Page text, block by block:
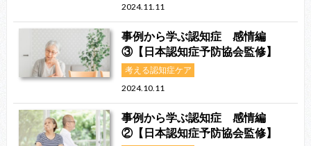
2024.11.11
事例から学ぶ認知症 感情編
③【日本認知症予防協会監修】
考える認知症ケア
2024.10.11
事例から学ぶ認知症 感情編
②【日本認知症予防協会監修】